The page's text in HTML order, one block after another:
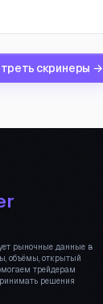
скринеры →
рыночные данные в
объёмы, открытый
трейдерам
решения